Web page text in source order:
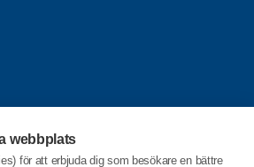
webbplats
för att erbjuda dig som besökare en bättre